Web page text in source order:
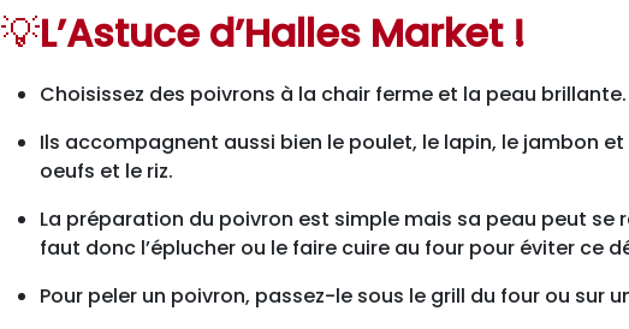
💡L’Astuce d’Halles Market !
Choisissez des poivrons à la chair ferme et la peau brillante.
Ils accompagnent aussi bien le poulet, le lapin, le jambon et
oeufs et le riz.
La préparation du poivron est simple mais sa peau peut se
faut donc l’éplucher ou le faire cuire au four pour éviter ce
Pour peler un poivron, passez-le sous le grill du four ou sur